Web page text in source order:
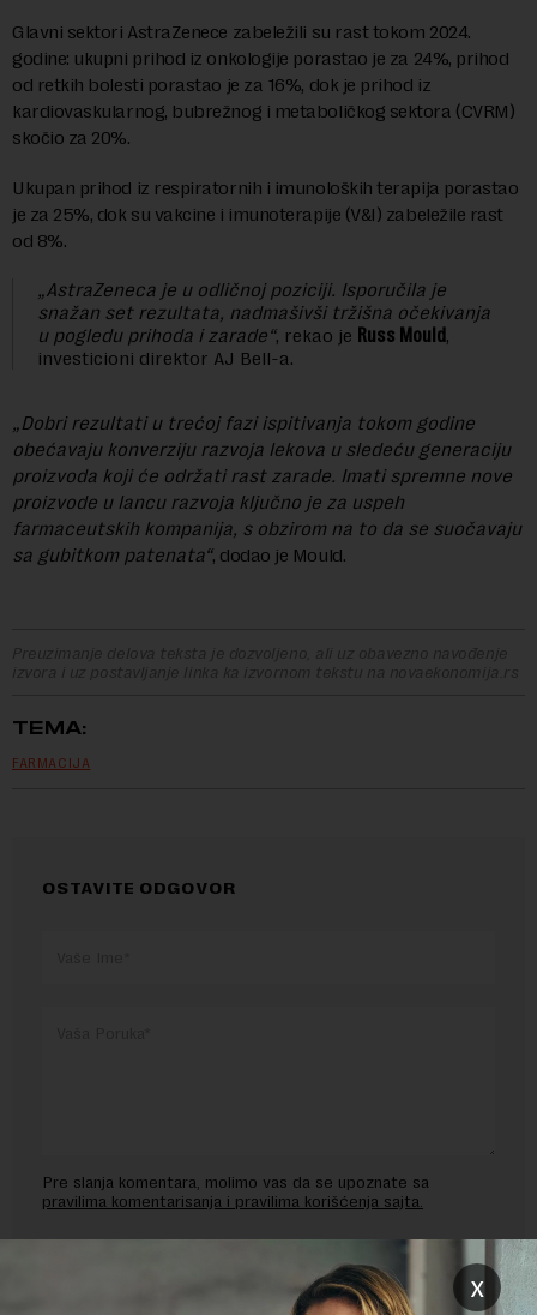
Glavni sektori AstraZenece zabeležili su rast tokom 2024.
godine: ukupni prihod iz onkologije porastao je za 24%, prihod
od retkih bolesti porastao je za 16%, dok je prihod iz
kardiovaskularnog, bubrežnog i metaboličkog sektora (CVRM)
skočio za 20%.
Ukupan prihod iz respiratornih i imunoloških terapija porastao
je za 25%, dok su vakcine i imunoterapije (V&I) zabeležile rast
od 8%.
„AstraZeneca je u odličnoj poziciji. Isporučila je
snažan set rezultata, nadmašivši tržišna očekivanja
u pogledu prihoda i zarade“, rekao je Russ Mould,
investicioni direktor AJ Bell-a.
„Dobri rezultati u trećoj fazi ispitivanja tokom godine
obećavaju konverziju razvoja lekova u sledeću generaciju
proizvoda koji će održati rast zarade. Imati spremne nove
proizvode u lancu razvoja ključno je za uspeh
farmaceutskih kompanija, s obzirom na to da se suočavaju
sa gubitkom patenata“, dodao je Mould.
Preuzimanje delova teksta je dozvoljeno, ali uz obavezno navođenje
izvora i uz postavljanje linka ka izvornom tekstu na novaekonomija.rs
TEMA:
FARMACIJA
OSTAVITE ODGOVOR
Pre slanja komentara, molimo vas da se upoznate sa
pravilima komentarisanja i pravilima korišćenja sajta.
su primenjeni. x